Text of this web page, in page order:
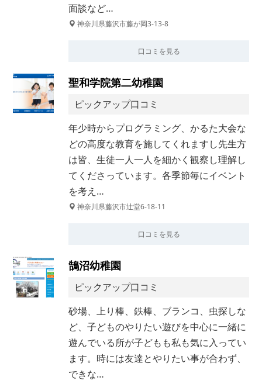
面談など…
神奈川県藤沢市藤が岡3-13-8
口コミを見る
聖和学院第二幼稚園
ピックアップ口コミ
年少時からプログラミング、かるた大会な
どの高度な教育を施してくれますし先生方
は皆、生徒一人一人を細かく観察し理解し
てくださっています。各季節毎にイベント
を考え…
神奈川県藤沢市辻堂6-18-11
口コミを見る
鵠沼幼稚園
ピックアップ口コミ
砂場、上り棒、鉄棒、ブランコ、虫探しな
ど、子どものやりたい遊びを中心に一緒に
遊んでいる所が子どもも私も気に入ってい
ます。時には友達とやりたい事が合わず、
できな…